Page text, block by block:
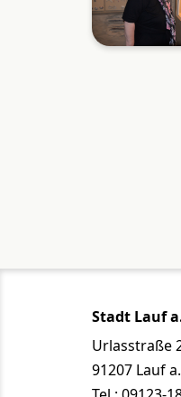
Stadt Lauf
Urlasstraße
91207 Lauf